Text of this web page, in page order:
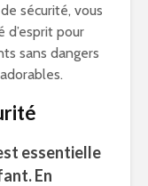
sécurité, vous
pour
sans dangers
essentielle
En